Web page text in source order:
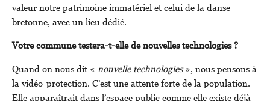
valeur notre patrimoine immatériel et celui de la danse
bretonne, avec un lieu dédié.
Votre commune testera-t-elle de nouvelles technologies ?
Quand on nous dit « nouvelle technologies», nous pensons à
la vidéo-protection. C’est une attente forte de la population.
Elle apparaîtrait dans l’espace public comme elle existe déjà